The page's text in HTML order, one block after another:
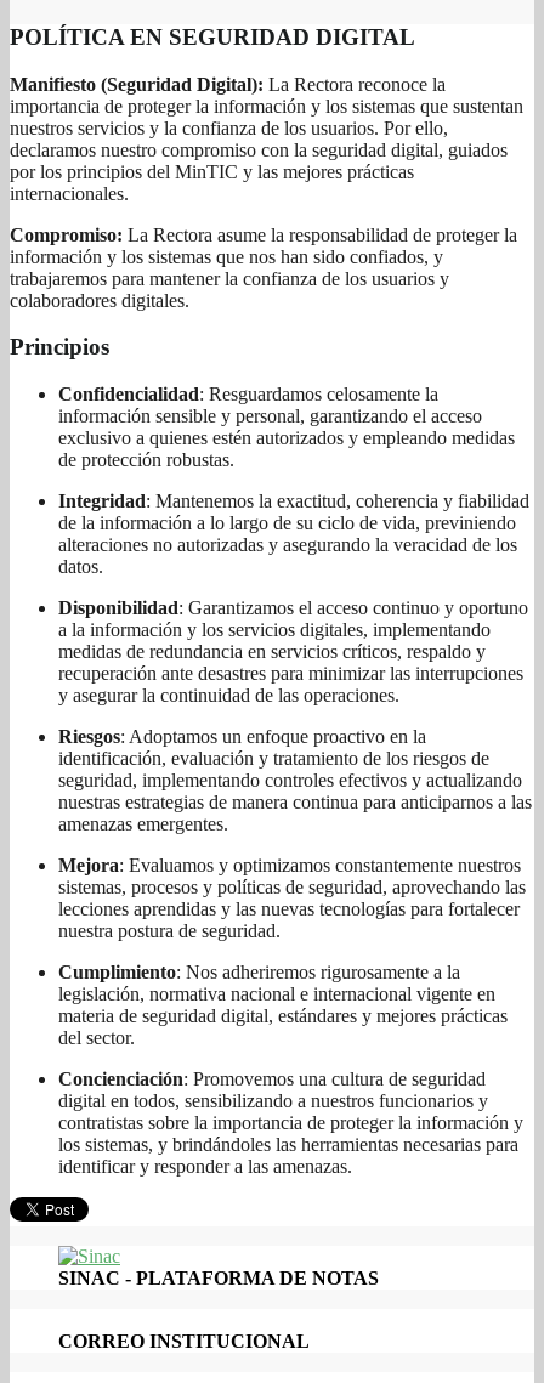
POLÍTICA EN SEGURIDAD DIGITAL
Manifiesto (Seguridad Digital): La Rectora reconoce la
importancia de proteger la información y los sistemas que sustentan
nuestros servicios y la confianza de los usuarios. Por ello,
declaramos nuestro compromiso con la seguridad digital, guiados
por los principios del MinTIC y las mejores prácticas
internacionales.
Compromiso: La Rectora asume la responsabilidad de proteger la
información y los sistemas que nos han sido confiados, y
trabajaremos para mantener la confianza de los usuarios y
colaboradores digitales.
Principios
Confidencialidad: Resguardamos celosamente la
información sensible y personal, garantizando el acceso
exclusivo a quienes estén autorizados y empleando medidas
de protección robustas.
Integridad: Mantenemos la exactitud, coherencia y fiabilidad
de la información a lo largo de su ciclo de vida, previniendo
alteraciones no autorizadas y asegurando la veracidad de los
datos.
Disponibilidad: Garantizamos el acceso continuo y oportuno
a la información y los servicios digitales, implementando
medidas de redundancia en servicios críticos, respaldo y
recuperación ante desastres para minimizar las interrupciones
y asegurar la continuidad de las operaciones.
Riesgos: Adoptamos un enfoque proactivo en la
identificación, evaluación y tratamiento de los riesgos de
seguridad, implementando controles efectivos y actualizando
nuestras estrategias de manera continua para anticiparnos a las
amenazas emergentes.
Mejora: Evaluamos y optimizamos constantemente nuestros
sistemas, procesos y políticas de seguridad, aprovechando las
lecciones aprendidas y las nuevas tecnologías para fortalecer
nuestra postura de seguridad.
Cumplimiento: Nos adheriremos rigurosamente a la
legislación, normativa nacional e internacional vigente en
materia de seguridad digital, estándares y mejores prácticas
del sector.
Concienciación: Promovemos una cultura de seguridad
digital en todos, sensibilizando a nuestros funcionarios y
contratistas sobre la importancia de proteger la información y
los sistemas, y brindándoles las herramientas necesarias para
identificar y responder a las amenazas.
SINAC - PLATAFORMA DE NOTAS
CORREO INSTITUCIONAL